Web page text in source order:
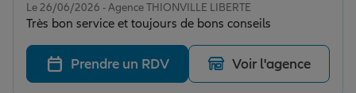
Le 26/06/2026 - Agence THIONVILLE LIBERTE
Très bon service et toujours de bons conseils
Prendre un RDV Voir l'agence